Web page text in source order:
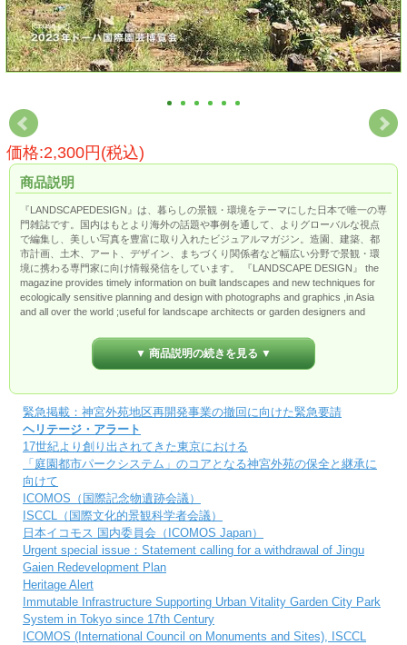
価格:2,300円(税込)
商品説明
『LANDSCAPEDESIGN』は、暮らしの景観・環境をテーマにした日本で唯一の専
門雑誌です。国内はもとより海外の話題や事例を通して、よりグローバルな視点
で編集し、美しい写真を豊富に取り入れたビジュアルマガジン。造園、建築、都
市計画、土木、アート、デザイン、まちづくり関係者など幅広い分野で景観・環
境に携わる専門家に向け情報発信をしています。 『LANDSCAPE DESIGN』 the
magazine provides timely information on built landscapes and new techniques for
ecologically sensitive planning and design with photographs and graphics ,in Asia
and all over the world ;useful for landscape architects or garden designers and
▼ 商品説明の続きを見る ▼
緊急掲載：神宮外苑地区再開発事業の撤回に向けた緊急要請
ヘリテージ・アラート
17世紀より創り出されてきた東京における
「庭園都市パークシステム」のコアとなる神宮外苑の保全と継承に
向けて
ICOMOS（国際記念物遺跡会議）
ISCCL（国際文化的景観科学者会議）
日本イコモス 国内委員会（ICOMOS Japan）
Urgent special issue：Statement calling for a withdrawal of Jingu
Gaien Redevelopment Plan
Heritage Alert
Immutable Infrastructure Supporting Urban Vitality Garden City Park
System in Tokyo since 17th Century
ICOMOS (International Council on Monuments and Sites), ISCCL